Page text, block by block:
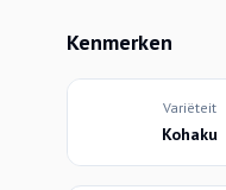
Kenmerken
Variëteit
Kohaku